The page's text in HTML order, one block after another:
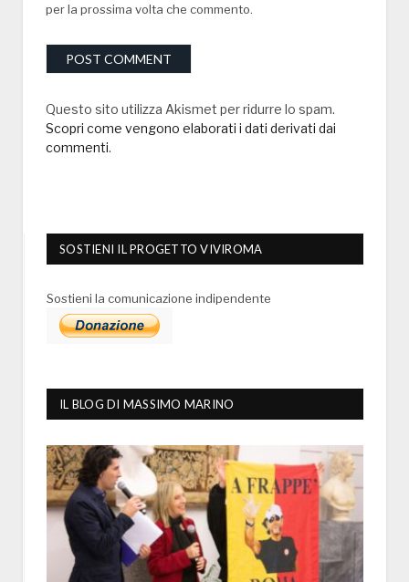
per la prossima volta che commento.
Questo sito utilizza Akismet per ridurre lo spam.
Scopri come vengono elaborati i dati derivati dai
commenti.
SOSTIENI IL PROGETTO VIVIROMA
Sostieni la comunicazione indipendente
IL BLOG DI MASSIMO MARINO